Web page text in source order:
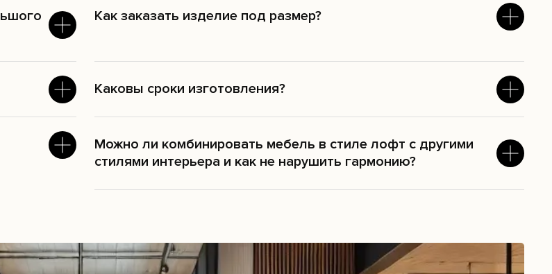
Как заказать изделие под размер?
Каковы сроки изготовления?
Можно ли комбинировать мебель в стиле лофт с другими
стилями интерьера и как не нарушить гармонию?